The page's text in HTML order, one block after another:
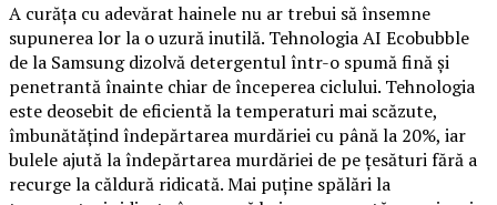
A curăța cu adevărat hainele nu ar trebui să însemne
supunerea lor la o uzură inutilă. Tehnologia AI Ecobubble
de la Samsung dizolvă detergentul într-o spumă fină și
penetrantă înainte chiar de începerea ciclului. Tehnologia
este deosebit de eficientă la temperaturi mai scăzute,
îmbunătățind îndepărtarea murdăriei cu până la 20%, iar
bulele ajută la îndepărtarea murdăriei de pe țesături fără a
recurge la căldură ridicată. Mai puține spălări la